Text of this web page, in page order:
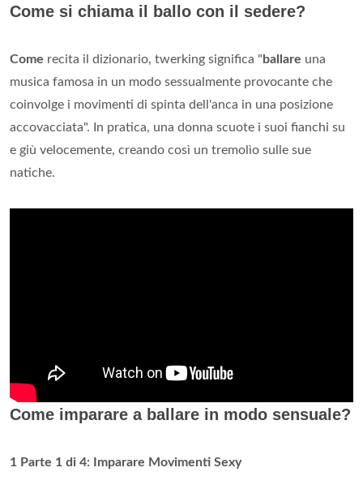
Come si chiama il ballo con il sedere?
Come recita il dizionario, twerking significa "ballare una
musica famosa in un modo sessualmente provocante che
coinvolge i movimenti di spinta dell'anca in una posizione
accovacciata". In pratica, una donna scuote i suoi fianchi su
e giù velocemente, creando così un tremolìo sulle sue
natiche.
Come imparare a ballare in modo sensuale?
1 Parte 1 di 4: Imparare Movimenti Sexy